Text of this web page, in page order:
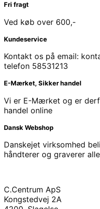
Fri fragt
Ved køb over 600,-
Kundeservice
Kontakt os på email:
telefon 58531213
E-Mærket, Sikker handel
Vi er E-Mærket og er
handel online
Dansk Webshop
Danskejet virksomhed
håndterer og graverer
C.Centrum ApS
Kongstedvej 2A